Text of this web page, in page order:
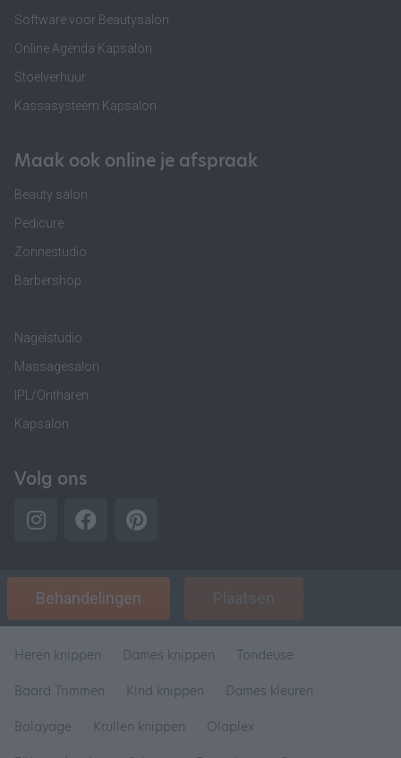
Software voor Beautysalon
Online Agenda Kapsalon
Stoelverhuur
Kassasysteem Kapsalon
Maak ook online je afspraak
Beauty salon
Pedicure
Zonnestudio
Barbershop
Nagelstudio
Massagesalon
IPL/Ontharen
Kapsalon
Volg ons
Behandelingen Plaatsen
Heren knippen Dames knippen
Tondeuse
Baard Trimmen
Kind knippen
Dames kleuren
Balayage
Krullen knippen
Olaplex